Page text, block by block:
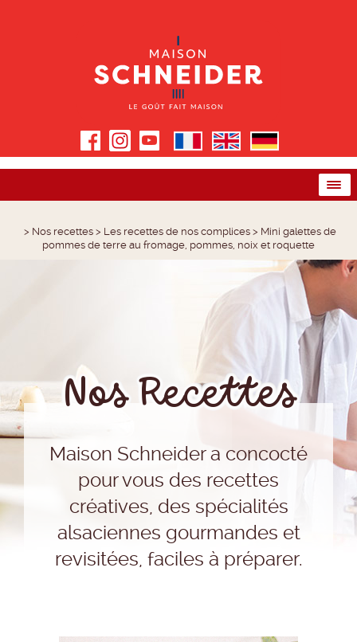
> Nos recettes> Les recettes de nos complices> Mini galettes de
pommes de terre au fromage, pommes, noix et roquette
Nos Recettes
Maison Schneider a concocté
pour vous des recettes
créatives, des spécialités
alsaciennes gourmandes et
revisitées, faciles à préparer.